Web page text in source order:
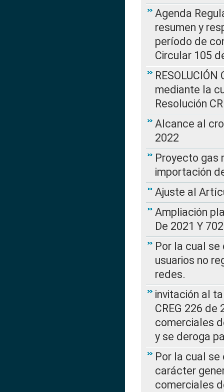
Agenda
resumen y
período de
Circular 105
mediante la
Resolución
Alcance al
2022
Proyecto gas
importación
Ajuste al
Ampliación
De 2021 Y
Por la cual
usuarios no
redes.
invitación al
CREG 226
comerciales
y se deroga
Por la cual
carácter
comerciales